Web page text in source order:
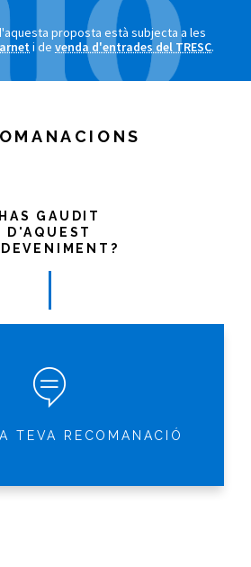
proposta està subjecta a les
i de venda d'entrades del TRESC.
HAS GAUDIT
D'AQUEST
TEVA RECOMANACIÓ